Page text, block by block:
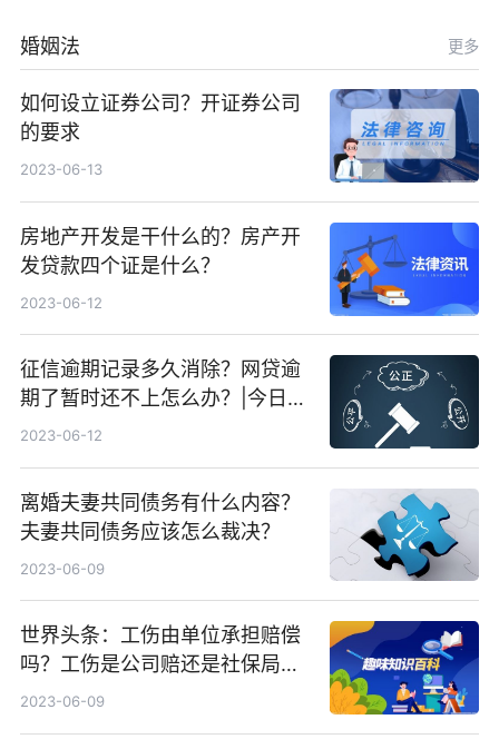
婚姻法 更多
如何设立证券公司？开证券公司
的要求
2023-06-13
房地产开发是干什么的？房产开
发贷款四个证是什么？
2023-06-12
征信逾期记录多久消除？网贷逾
期了暂时还不上怎么办？|今日快
看
2023-06-12
离婚夫妻共同债务有什么内容？
夫妻共同债务应该怎么裁决？
2023-06-09
世界头条：工伤由单位承担赔偿
吗？工伤是公司赔还是社保局
赔？
2023-06-09